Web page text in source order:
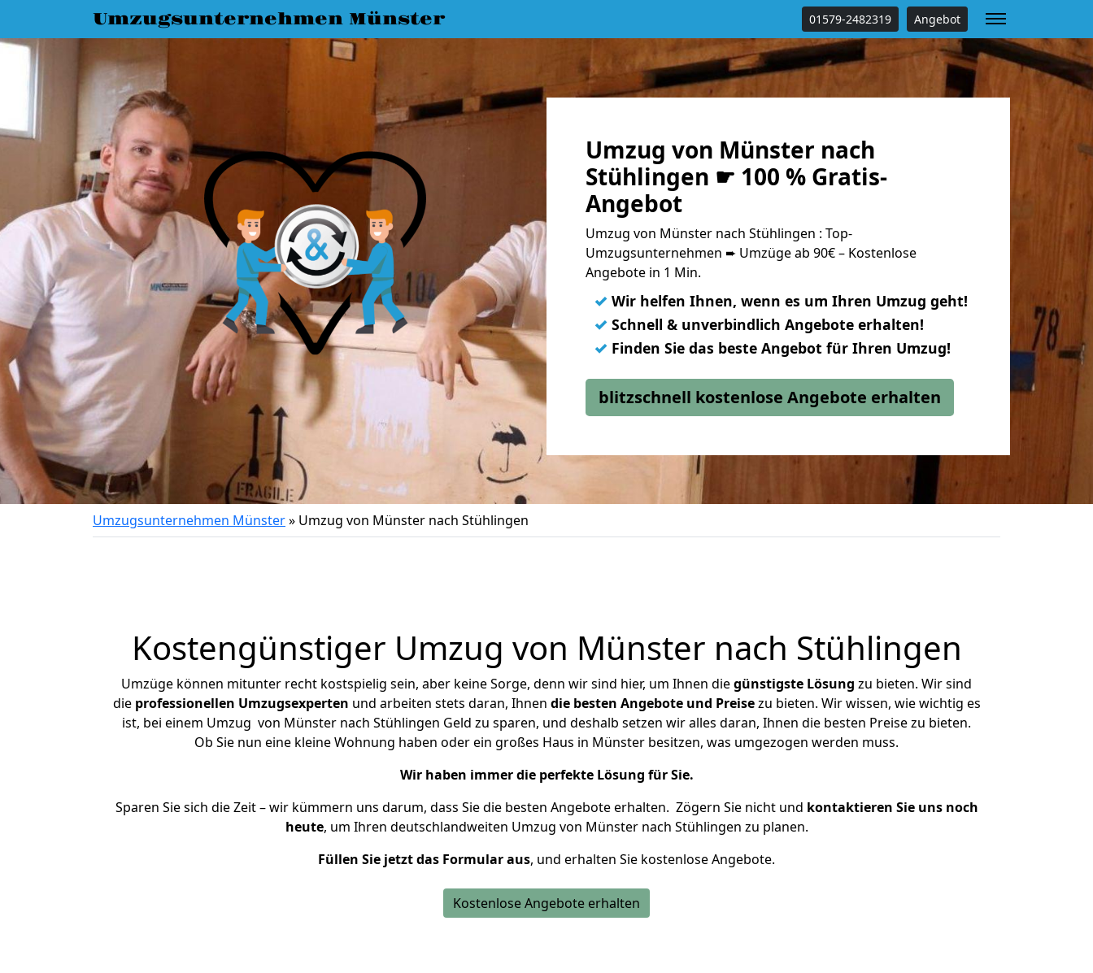
Umzugsunternehmen Münster 01579-2482319 Angebot
Umzug von Münster nach
Stühlingen ☛ 100 % Gratis-
Angebot
Umzug von Münster nach Stühlingen : Top-
Umzugsunternehmen ➨ Umzüge ab 90€ – Kostenlose
Angebote in 1 Min.
✓ Wir helfen Ihnen, wenn es um Ihren Umzug geht!
✓ Schnell & unverbindlich Angebote erhalten!
✓ Finden Sie das beste Angebot für Ihren Umzug!
blitzschnell kostenlose Angebote erhalten
Umzugsunternehmen Münster» Umzug von Münster nach Stühlingen
Kostengünstiger Umzug von Münster nach Stühlingen
Umzüge können mitunter recht kostspielig sein, aber keine Sorge, denn wir sind hier, um Ihnen diegünstigste Lösung zu bieten. Wir sind
die professionellen Umzugsexperten und arbeiten stets daran, Ihnen die besten Angebote und Preisezu bieten. Wir wissen, wie wichtig es
ist, bei einem Umzug von Münster nach Stühlingen Geld zu sparen, und deshalb setzen wir alles daran, Ihnen die besten Preise zu bieten.
Ob Sie nun eine kleine Wohnung haben oder ein großes Haus in Münster besitzen, was umgezogen werden muss.
Wir haben immer die perfekte Lösung für Sie.
Sparen Sie sich die Zeit – wir kümmern uns darum, dass Sie die besten Angebote erhalten. Zögern Sie nicht und kontaktieren Sie uns noch
heute, um Ihren deutschlandweiten Umzug von Münster nach Stühlingen zu planen.
Füllen Sie jetzt das Formular aus, und erhalten Sie kostenlose Angebote.
Kostenlose Angebote erhalten